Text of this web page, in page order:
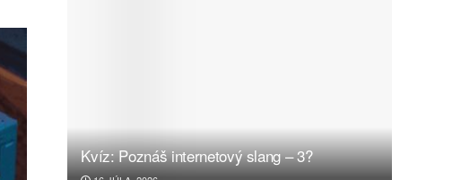
Kvíz: Poznáš internetový slang – 3?